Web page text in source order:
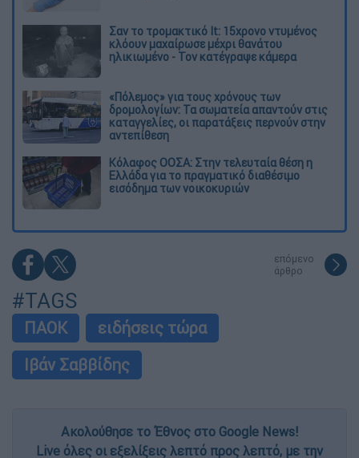
Σαν το τρομακτικό It: 15χρονο ντυμένος
κλόουν μαχαίρωσε μέχρι θανάτου
ηλικιωμένο - Τον κατέγραψε κάμερα
«Πόλεμος» για τους χρόνους των
δρομολογίων: Τα σωματεία απαντούν στις
καταγγελίες, οι παρατάξεις περνούν στην
αντεπίθεση
Κόλαφος ΟΟΣΑ: Στην τελευταία θέση η
Ελλάδα για το πραγματικό διαθέσιμο
εισόδημα των νοικοκυριών
επόμενο
άρθρο
#TAGS
ΠΑΟΚ
ειδήσεις τώρα
Ιβάν Σαββίδης
Ακολούθησε το Έθνος στο Google News!
Live όλες οι εξελίξεις λεπτό προς λεπτό, με την